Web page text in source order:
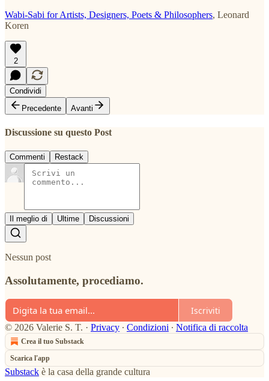
Wabi-Sabi for Artists, Designers, Poets & Philosophers, Leonard
Koren
2
Condividi
Precedente
Avanti
Discussione su questo Post
Commenti Restack
Il meglio di Ultime Discussioni
Nessun post
Assolutamente, procediamo.
Iscriviti
© 2026 Valerie S. T. · Privacy ∙ Condizioni ∙ Notifica di raccolta
Crea il tuo Substack
Scarica l'app
Substack è la casa della grande cultura